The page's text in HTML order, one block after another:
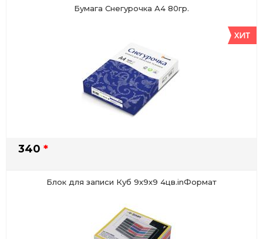
Бумага Снегурочка А4 80гр.
340 *
Блок для записи Куб 9х9х9 4цв.inФормат